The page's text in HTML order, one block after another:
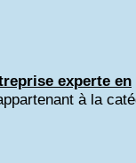
experte en
à la